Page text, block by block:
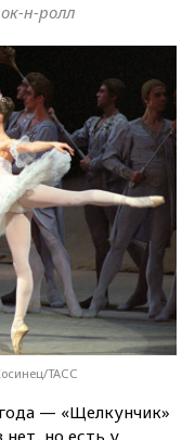
н-ролл
ТАСС
— «Щелкунчик»
но есть у